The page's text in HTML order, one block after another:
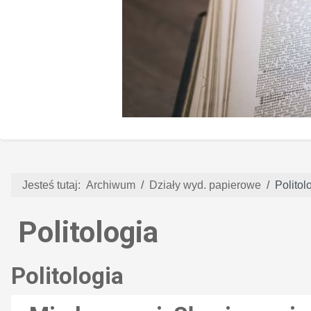
Jesteś tutaj: Archiwum Działy wyd. papierowe
Politologia
Politologia